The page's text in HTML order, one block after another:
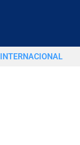
INTERNACIONAL